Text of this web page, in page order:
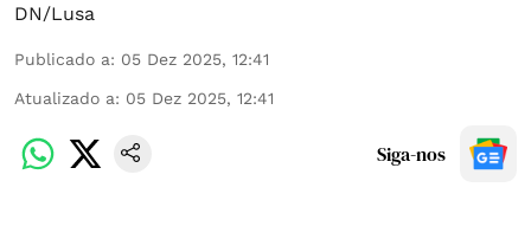
DN/Lusa
Publicado a: 05 Dez 2025, 12:41
Atualizado a: 05 Dez 2025, 12:41
Siga-nos